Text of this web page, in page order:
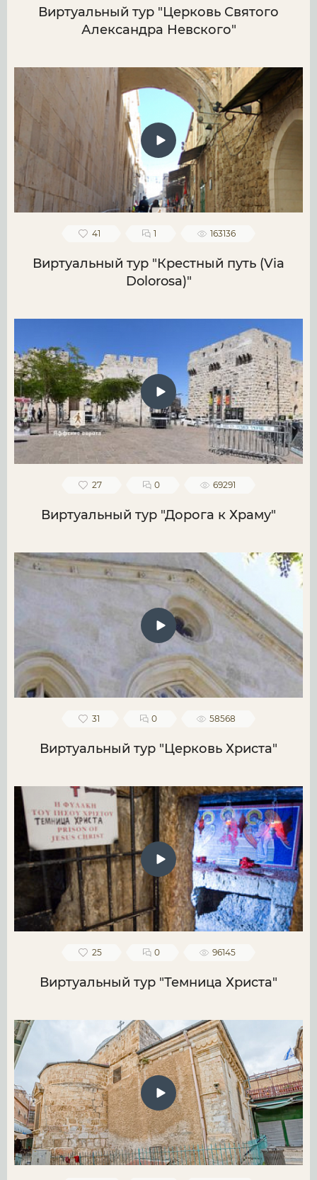
Виртуальный тур "Церковь Святого
Александра Невского"
41 1 163136
Виртуальный тур "Крестный путь (Via
Dolorosa)"
27 0 69291
Виртуальный тур "Дорога к Храму"
31 0 58568
Виртуальный тур "Церковь Христа"
25 0 96145
Виртуальный тур "Темница Христа"